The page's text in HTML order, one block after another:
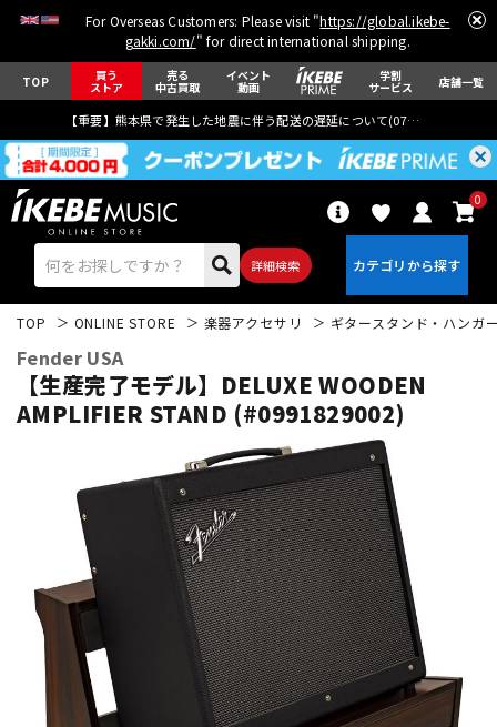
For Overseas Customers: Please visit "https://global.ikebe-
gakki.com/" for direct international shipping.
TOP 買う
ストア
売る
中古買取
イベント
動画
学割
サービス 店舗一覧
【重要】熊本県で発生した地震に伴う配送の遅延について(07月29日
詳細検索
0
アコギ/エレアコ
ウクレレ
ドラム パーカッション
キーボード 電子ピアノ
TOP ONLINE STORE 楽器アクセサリ ギタースタンド・ハンガ
Fender USA
【生産完了モデル】DELUXE WOODEN
AMPLIFIER STAND (#0991829002)